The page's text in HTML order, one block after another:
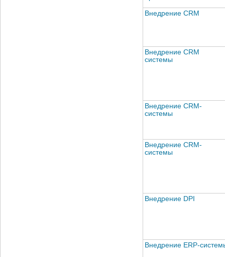
Внедрение CRM
Внедрение CRM
системы
Внедрение CRM-
системы
Внедрение CRM-
системы
Внедрение DPI
Внедрение ERP-